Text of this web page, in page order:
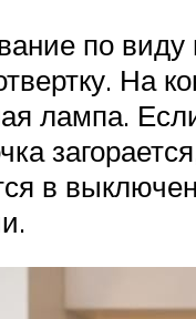
по виду
На
лампа.
в